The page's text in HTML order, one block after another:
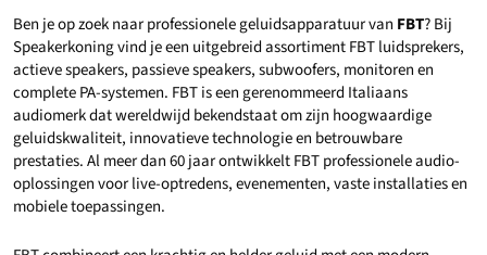
Ben je op zoek naar professionele geluidsapparatuur van FBT? Bij
Speakerkoning vind je een uitgebreid assortiment FBT luidsprekers,
actieve speakers, passieve speakers, subwoofers, monitoren en
complete PA-systemen. FBT is een gerenommeerd Italiaans
audiomerk dat wereldwijd bekendstaat om zijn hoogwaardige
geluidskwaliteit, innovatieve technologie en betrouwbare
prestaties. Al meer dan 60 jaar ontwikkelt FBT professionele audio-
oplossingen voor live-optredens, evenementen, vaste installaties en
mobiele toepassingen.